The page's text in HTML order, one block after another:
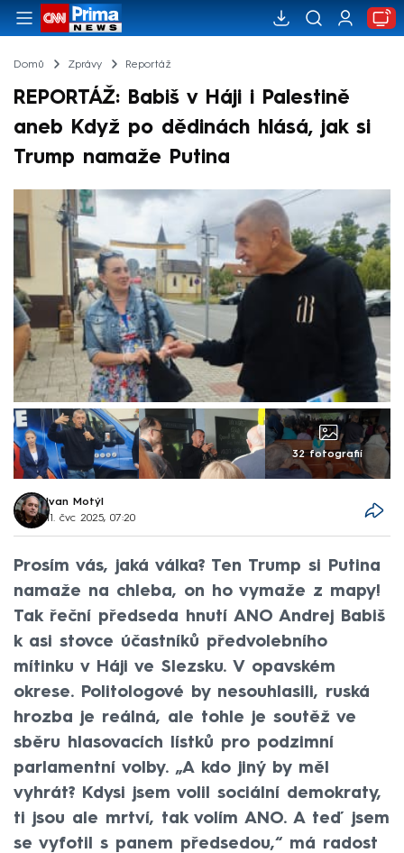
Domů Zprávy Reportáž
REPORTÁŽ: Babiš v Háji i Palestině
aneb Když po dědinách hlásá, jak si
Trump namaže Putina
32 fotografií
Ivan Motýl
11. čvc 2025, 07:20
Prosím vás, jaká válka? Ten Trump si Putina
namaže na chleba, on ho vymaže z mapy!
Tak řeční předseda hnutí ANO Andrej Babiš
k asi stovce účastníků předvolebního
mítinku v Háji ve Slezsku. V opavském
okrese. Politologové by nesouhlasili, ruská
hrozba je reálná, ale tohle je soutěž ve
sběru hlasovacích lístků pro podzimní
parlamentní volby. „A kdo jiný by měl
vyhrát? Kdysi jsem volil sociální demokraty,
ti jsou ale mrtví, tak volím ANO. A teď jsem
se vyfotil s panem předsedou,“ má radost